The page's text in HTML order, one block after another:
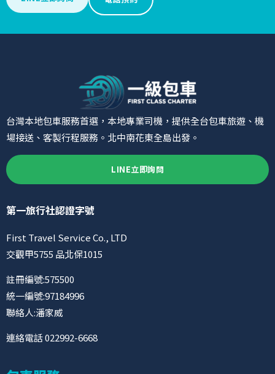
台灣本地包車服務首選，本地專業司機，提供全台包車旅遊、機
場接送、客製行程服務。北中南花東全島出發。
LINE立即詢問
第一旅行社認證字號
First Travel Service Co., LTD
交觀甲5755 品北保1015
註冊編號:575500
統一編號:97184996
聯絡人:潘家威
連絡電話 022992-6668